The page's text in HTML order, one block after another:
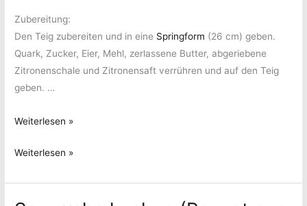
Zubereitung:
Den Teig zubereiten und in eine Springform (26 cm) geben.
Quark, Zucker, Eier, Mehl, zerlassene Butter, abgeriebene
Zitronenschale und Zitronensaft verrühren und auf den Teig
geben. …
Quarkkuchen
Kirschen
Weiterlesen »
Quarkkuchen
Kirschen
Weiterlesen »